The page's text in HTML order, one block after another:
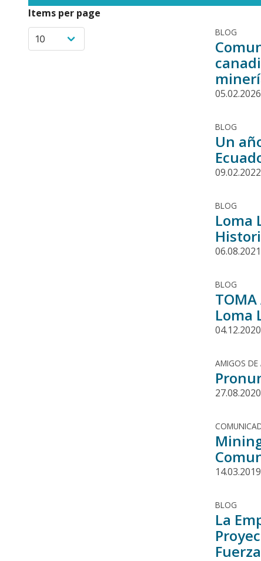
Items per page
BLOG
05.02.2026
BLOG
Un
09.02.2022
BLOG
Loma
06.08.2021
BLOG
Loma
04.12.2020
AMIGOS DE
27.08.2020
14.03.2019
BLOG
La
Fuerza